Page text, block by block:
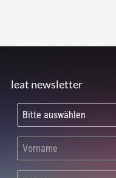
leat newsletter